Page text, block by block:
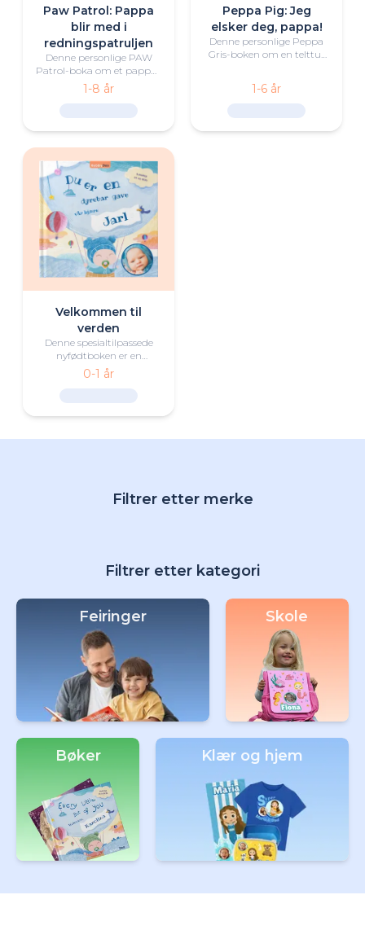
Paw Patrol: Pappa
blir med i
redningspatruljen
Denne personlige PAW
Patrol-boka om et pappa–
barn-team er både
spennende og rørende.
1-8 år
Peppa Pig: Jeg
elsker deg, pappa!
Denne personlige Peppa
Gris-boken om en telttur
både morsom og rørende.
1-6 år
Velkommen til
verden
Denne spesialtilpassede
nyfødtboken er en
hjertevarmende gave til
både den nyfødte og
0-1 år
Filtrer etter merke
Filtrer etter kategori
Feiringer Skole
Bøker Klær og hjem